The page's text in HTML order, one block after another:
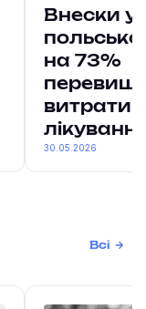
Внески
на 73%
витрати
30.05.2026
Всі